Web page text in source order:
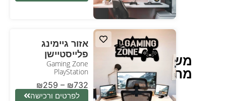
משחק
מחשב
אזור גיימינג
פלייסטיישן
Gaming Zone
PlayStation
₪259 – ₪732
לפרטים ורכישה